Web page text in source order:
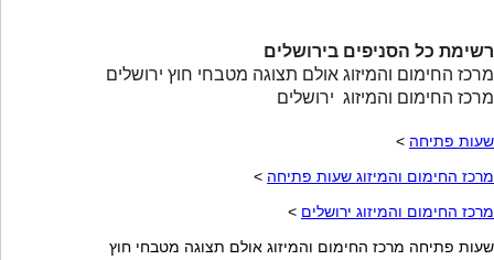
רשימת כל הסניפים בירושלים
מרכז החימום והמיזוג אולם תצוגה מטבחי חוץ ירושלים
מרכז החימום והמיזוג ירושלים
שעות פתיחה >
מרכז החימום והמיזוג שעות פתיחה >
מרכז החימום והמיזוג ירושלים >
שעות פתיחה מרכז החימום והמיזוג אולם תצוגה מטבחי חוץ